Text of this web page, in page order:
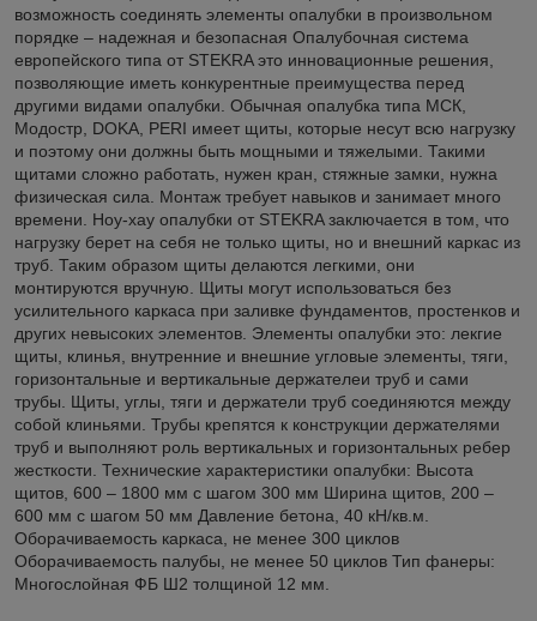
возможность соединять элементы опалубки в произвольном
порядке – надежная и безопасная Опалубочная система
европейского типа от STEKRA это инновационные решения,
позволяющие иметь конкурентные преимущества перед
другими видами опалубки. Обычная опалубка типа МСК,
Модостр, DOKA, PERI имеет щиты, которые несут всю нагрузку
и поэтому они должны быть мощными и тяжелыми. Такими
щитами сложно работать, нужен кран, стяжные замки, нужна
физическая сила. Монтаж требует навыков и занимает много
времени. Ноу-хау опалубки от STEKRA заключается в том, что
нагрузку берет на себя не только щиты, но и внешний каркас из
труб. Таким образом щиты делаются легкими, они
монтируются вручную. Щиты могут использоваться без
усилительного каркаса при заливке фундаментов, простенков и
других невысоких элементов. Элементы опалубки это: лекгие
щиты, клинья, внутренние и внешние угловые элементы, тяги,
горизонтальные и вертикальные держателеи труб и сами
трубы. Щиты, углы, тяги и держатели труб соединяются между
собой клиньями. Трубы крепятся к конструкции держателями
труб и выполняют роль вертикальных и горизонтальных ребер
жесткости. Технические характеристики опалубки: Высота
щитов, 600 – 1800 мм с шагом 300 мм Ширина щитов, 200 –
600 мм с шагом 50 мм Давление бетона, 40 кН/кв.м.
Оборачиваемость каркаса, не менее 300 циклов
Оборачиваемость палубы, не менее 50 циклов Тип фанеры:
Многослойная ФБ Ш2 толщиной 12 мм.